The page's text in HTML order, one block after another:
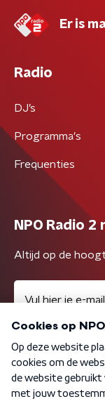
Er is
Radio
DJ’s
Programma's
Frequenties
NPO Radio
Altijd op de
Algemene